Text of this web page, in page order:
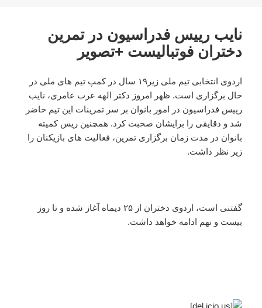
نایب رییس فدراسیون در تمرین
دختران فوتبالیست +تصویر
اردوی انتخابی تیم ملی زیر۱۹ سال در کمپ تیم های ملی در
حال برگزاری است. ظهر امروز دکتر الهه عرب عامری، نایب
رییس فدراسیون در امور بانوان بر سر تمرینات این تیم حاضر
شد و دقایقی را برایشان صحبت کرد. همچنین ریس کمیته
بانوان در مدت زمان برگزاری تمرین، فعالیت های بازیکنان را
زیر نظر داشت.
گفتنی است، اردوی دختران از ۲۵ دیماه آغاز شده و تا روز
بیست و نهم ادامه خواهد داشت.